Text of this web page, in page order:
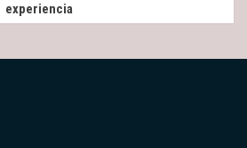
experiencia